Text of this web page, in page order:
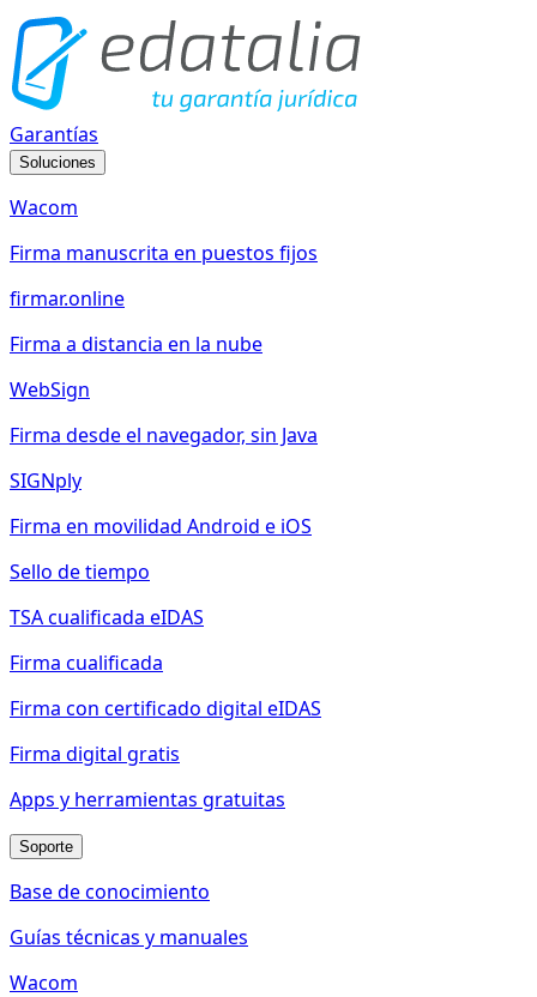
Garantías
Soluciones
Wacom
Firma manuscrita en puestos fijos
firmar.online
Firma a distancia en la nube
WebSign
Firma desde el navegador, sin Java
SIGNply
Firma en movilidad Android e iOS
Sello de tiempo
TSA cualificada eIDAS
Firma cualificada
Firma con certificado digital eIDAS
Firma digital gratis
Apps y herramientas gratuitas
Soporte
Base de conocimiento
Guías técnicas y manuales
Wacom